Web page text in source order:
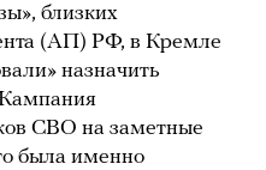
близких
(АП) РФ, в Кремле
назначить
СВО на заметные
была именно